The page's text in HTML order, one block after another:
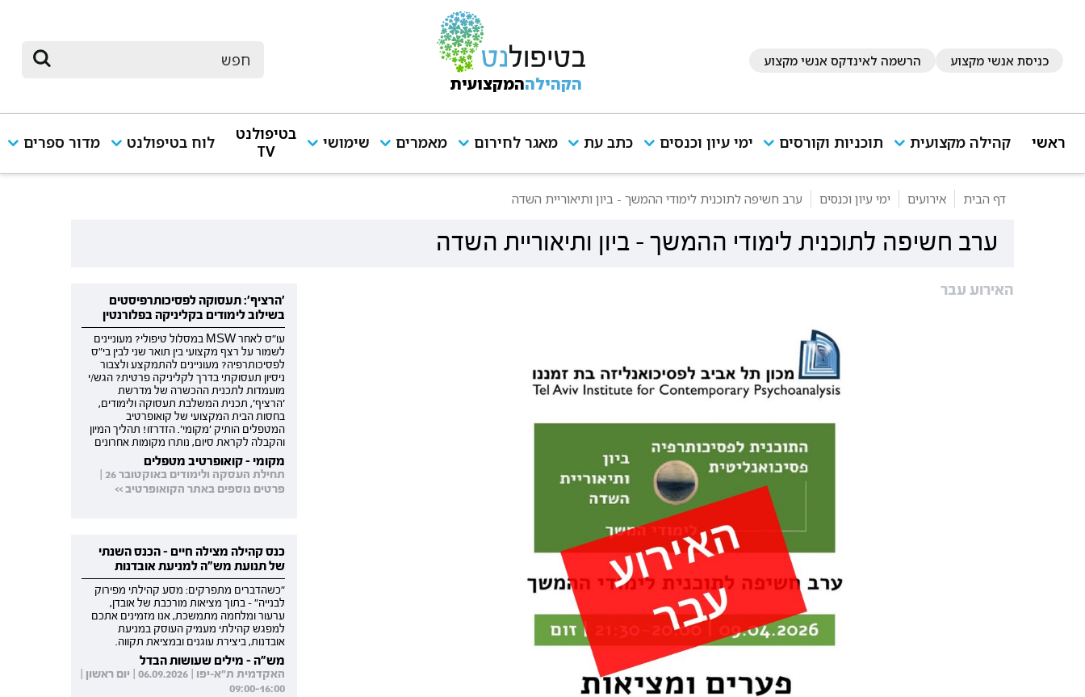
כניסת אנשי מקצוע הרשמה לאינדקס אנשי מקצוע
הקהילההמקצועית
ראשי קהילה מקצועית תוכניות וקורסים ימי עיון וכנסים כתב עת מאגר לחירום מאמרים שימושי
בטיפולנט
TV
לוח בטיפולנט מדור ספרים
דף הבית אירועים ימי עיון וכנסים ערב חשיפה לתוכנית לימודי ההמשך - ביון ותיאוריית השדה
ערב חשיפה לתוכנית לימודי ההמשך - ביון ותיאוריית השדה
האירוע עבר
'הרציף': תעסוקה לפסיכותרפיסטים
בשילוב לימודים בקליניקה בפלורנטין
עו"ס לאחר MSW במסלול טיפולי? מעוניינים
לשמור על רצף מקצועי בין תואר שני לבין בי"ס
לפסיכותרפיה? מעוניינים להתמקצע ולצבור
ניסיון תעסוקתי בדרך לקליניקה פרטית? הגש/י
מועמדות לתכנית ההכשרה של מדרשת
'הרציף', תכנית המשלבת תעסוקה ולימודים,
בחסות הבית המקצועי של קואופרטיב
המטפלים הותיק 'מקומי'. הזדרזו! תהליך המיון
והקבלה לקראת סיום, נותרו מקומות אחרונים
מקומי - קואופרטיב מטפלים
תחילת העסקה ולימודים באוקטובר 26 |
פרטים נוספים באתר הקואופרטיב >>
כנס קהילה מצילה חיים - הכנס השנתי
של תנועת מש"ה למניעת אובדנות
"כשהדברים מתפרקים: מסע קהילתי מפירוק
לבנייה" - בתוך מציאות מורכבת של אובדן,
ערעור ומלחמה מתמשכת, אנו מזמינים אתכם
למפגש קהילתי מעמיק העוסק במניעת
אובדנות, ביצירת עוגנים ובמציאת תקווה.
מש"ה - מילים שעושות הבדל
האקדמית ת"א-יפו | 06.09.2026 | יום ראשון |
09:00-16:00